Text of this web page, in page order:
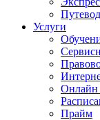
Услуги
Онлайн
Прайм